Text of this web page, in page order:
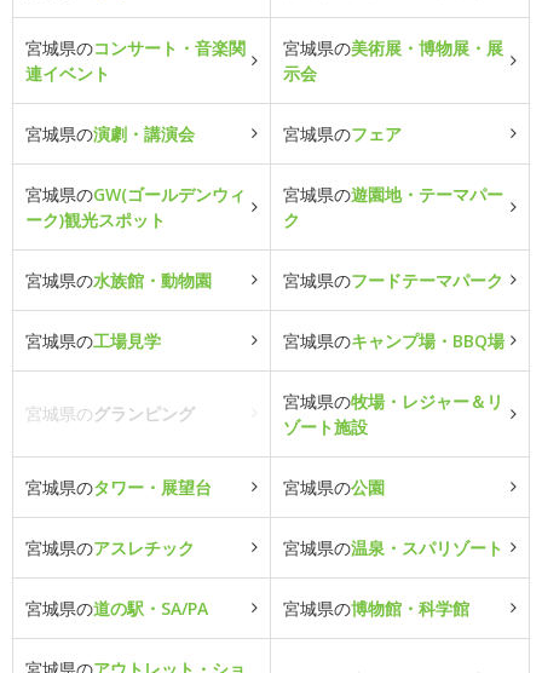
宮城県のコンサート・音楽関
連イベント
宮城県の美術展・博物展・展
示会
宮城県の演劇・講演会 宮城県のフェア
宮城県のGW(ゴールデンウィ
ーク)観光スポット
宮城県の遊園地・テーマパー
ク
宮城県の水族館・動物園 宮城県のフードテーマパーク
宮城県の工場見学 宮城県のキャンプ場・BBQ場
宮城県のグランピング
宮城県の牧場・レジャー＆リ
ゾート施設
宮城県のタワー・展望台 宮城県の公園
宮城県のアスレチック 宮城県の温泉・スパリゾート
宮城県の道の駅・SA/PA 宮城県の博物館・科学館